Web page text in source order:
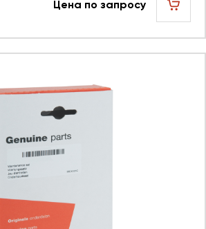
Цена по запросу